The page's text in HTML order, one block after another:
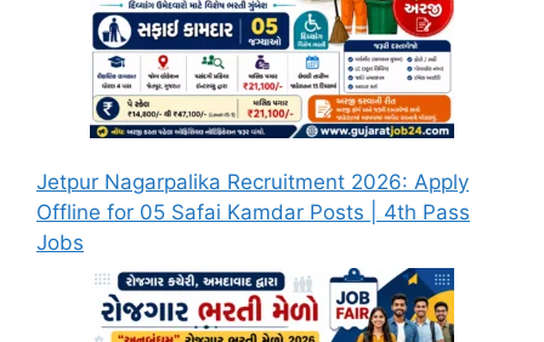
Jetpur Nagarpalika Recruitment 2026: Apply
Offline for 05 Safai Kamdar Posts | 4th Pass
Jobs